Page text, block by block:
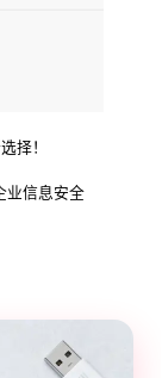
择！
业信息安全